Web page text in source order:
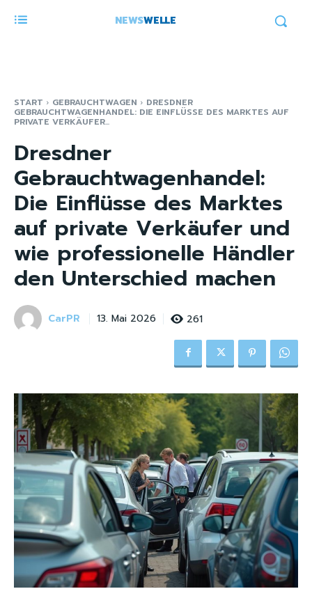
NEWSWELLE
START GEBRAUCHTWAGEN DRESDNER
GEBRAUCHTWAGENHANDEL: DIE EINFLÜSSE DES MARKTES AUF
PRIVATE VERKÄUFER...
Dresdner
Gebrauchtwagenhandel:
Die Einflüsse des Marktes
auf private Verkäufer und
wie professionelle Händler
den Unterschied machen
CarPR 13. Mai 2026 261